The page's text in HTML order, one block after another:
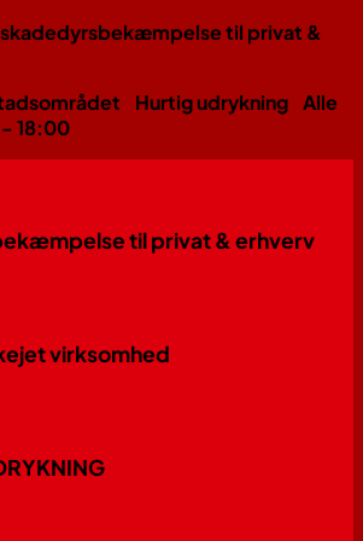
til privat &
Hurtig udrykning Alle
18:00
til privat & erhverv
virksomhed